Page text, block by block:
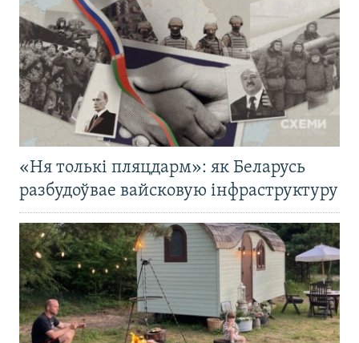
«Ня толькі пляцдарм»: як Беларусь
разбудоўвае вайсковую інфраструктуру